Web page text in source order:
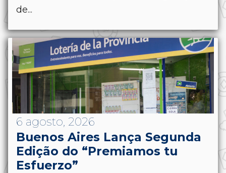
de...
6 agosto, 2026
Buenos Aires Lança Segunda
Edição do “Premiamos tu
Esfuerzo”